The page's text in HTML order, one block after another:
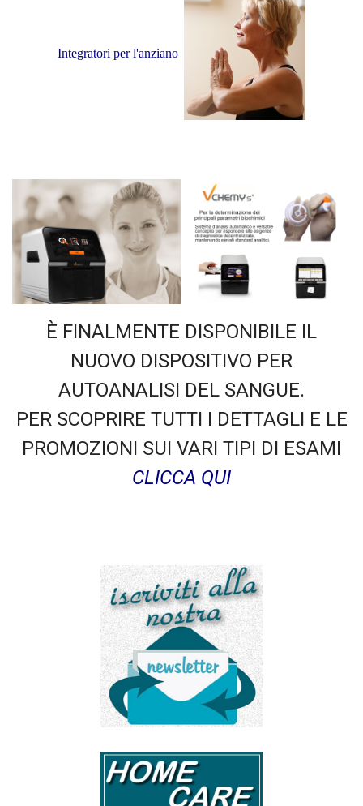
Integratori per l'anziano
È FINALMENTE DISPONIBILE IL
NUOVO DISPOSITIVO PER
AUTOANALISI DEL SANGUE.
PER SCOPRIRE TUTTI I DETTAGLI E LE
PROMOZIONI SUI VARI TIPI DI ESAMI
CLICCA QUI